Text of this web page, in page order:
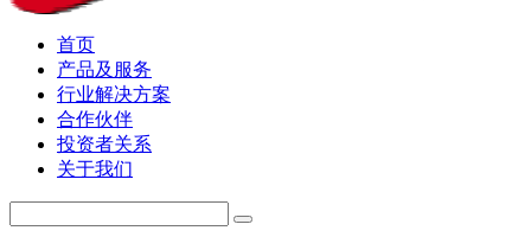
首页
产品及服务
行业解决方案
合作伙伴
投资者关系
关于我们